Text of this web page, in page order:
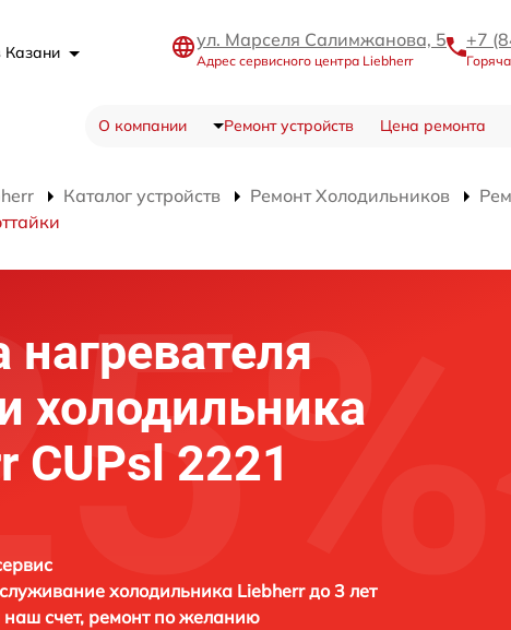
Казани
ул. Марселя Салимжанова, 5
Адрес сервисного центра Liebherr
+7
О компании Ремонт устройств Цена ремонта
Каталог устройств Ремонт Холодильников
холодильника
CUPsl 2221
холодильника Liebherr до 3 лет
счет, ремонт по желанию